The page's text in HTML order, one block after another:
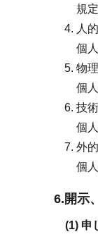
規
人
個
物
個
技
個
外
個
6.開示
(1) 申